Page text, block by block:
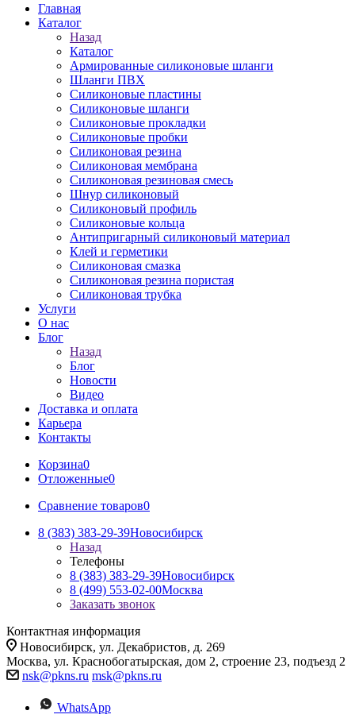
Главная
Каталог
Назад
Каталог
Армированные силиконовые шланги
Шланги ПВХ
Силиконовые пластины
Силиконовые шланги
Силиконовые прокладки
Силиконовые пробки
Силиконовая резина
Силиконовая мембрана
Силиконовая резиновая смесь
Шнур силиконовый
Силиконовый профиль
Силиконовые кольца
Антипригарный силиконовый материал
Клей и герметики
Силиконовая смазка
Силиконовая резина пористая
Силиконовая трубка
Услуги
О нас
Блог
Назад
Блог
Новости
Видео
Доставка и оплата
Карьера
Контакты
Корзина0
Отложенные0
Сравнение товаров0
8 (383) 383-29-39Новосибирск
Назад
Телефоны
8 (383) 383-29-39Новосибирск
8 (499) 553-02-00Москва
Заказать звонок
Контактная информация
Новосибирск, ул. Декабристов, д. 269
Москва, ул. Краснобогатырская, дом 2, строение 23, подъезд 2
nsk@pkns.ru msk@pkns.ru
WhatsApp